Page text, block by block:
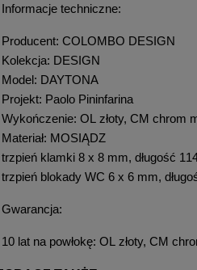
Informacje techniczne:
Producent: COLOMBO DESIGN
Kolekcja: DESIGN
Model: DAYTONA
Projekt: Paolo Pininfarina
Wykończenie: OL złoty, CM chrom
Materiał: MOSIĄDZ
trzpień klamki 8 x 8 mm, długość
trzpień blokady WC 6 x 6 mm,
Gwarancja:
10 lat na powłokę: OL złoty, CM